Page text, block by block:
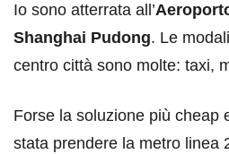
Io sono atterrata all’
Shanghai Pudong. Le
centro città sono molte: taxi,
Forse la soluzione più cheap
stata prendere la metro linea